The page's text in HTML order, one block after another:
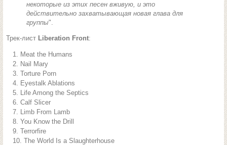
некоторые из этих песен вживую, и это
действительно захватывающая новая глава для
группы".
Трек-лист Liberation Front:
Meat the Humans
Nail Mary
Torture Porn
Eyestalk Ablations
Life Among the Septics
Calf Slicer
Limb From Lamb
You Know the Drill
Terrorfire
The World Is a Slaughterhouse